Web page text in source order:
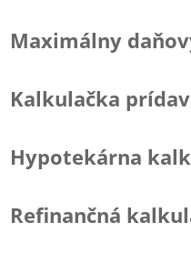
Maximálny
Kalkulačka
Hypotekárna
Refinančná